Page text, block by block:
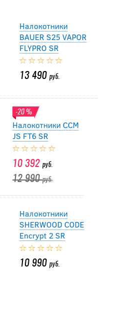
Налокотники
BAUER S25 VAPOR
FLYPRO SR
13 490руб.
-20 %
Налокотники CCM
JS FT6 SR
10 392руб.
12 990руб.
Налокотники
SHERWOOD CODE
Encrypt 2 SR
10 990руб.